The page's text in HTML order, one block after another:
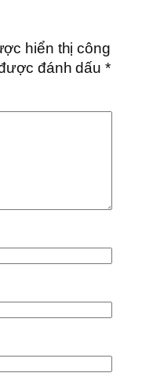
hiển thị công
đánh dấu*